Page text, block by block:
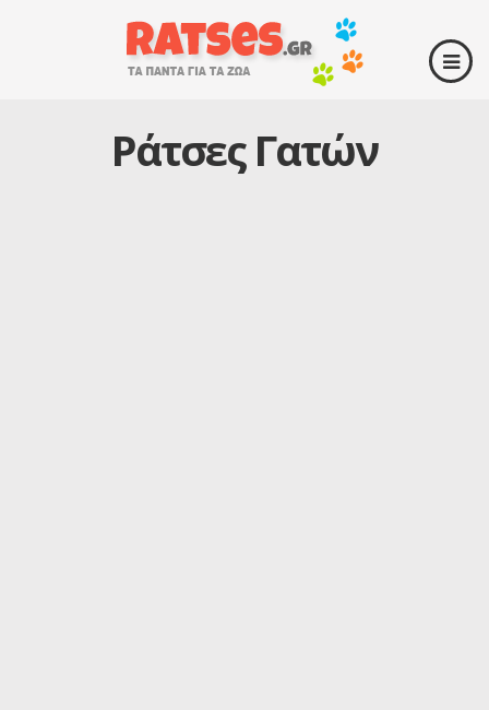
Ράτσες Γατών